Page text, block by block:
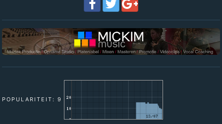
POPULARITEIT: 9